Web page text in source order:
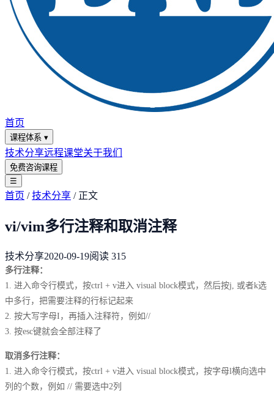
首页
课程体系 ▾
技术分享远程课堂关于我们
免费咨询课程
☰
首页 /技术分享 / 正文
vi/vim多行注释和取消注释
技术分享2020-09-19阅读 315
多行注释：
1. 进入命令行模式，按ctrl + v进入 visual block模式，然后按j, 或者k选
中多行，把需要注释的行标记起来
2. 按大写字母I，再插入注释符，例如//
3. 按esc键就会全部注释了
取消多行注释：
1. 进入命令行模式，按ctrl + v进入 visual block模式，按字母l横向选中
列的个数，例如 // 需要选中2列